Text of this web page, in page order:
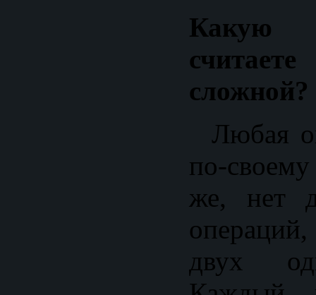
Какую
сложной?
Любая
по-
же, нет
двух